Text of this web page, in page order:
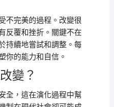
不完美的過程。改變很
反覆和挫折。關鍵不在
持續地嘗試和調整。每
你的能力和自信。
變？
全，這在演化過程中幫